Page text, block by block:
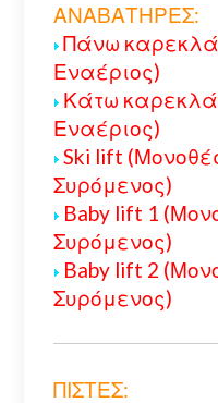
ΑΝΑΒΑΤΗΡΕΣ:
Πάνω
Εναέριος)
Κάτω
Εναέριος)
Ski lift
Συρόμενος)
Baby lift 1
Συρόμενος)
Baby lift 2
Συρόμενος)
ΠΙΣΤΕΣ: